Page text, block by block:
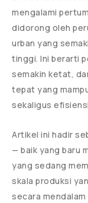
mengalami
didorong oleh
urban yang
tinggi. Ini berarti
semakin ketat,
tepat yang
sekaligus
Artikel ini hadir
— baik yang baru
yang sedang
skala produksi
secara